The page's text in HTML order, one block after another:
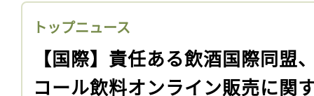
トップニュース
【国際】責任ある飲酒国際同盟
コール飲料オンライン販売に関